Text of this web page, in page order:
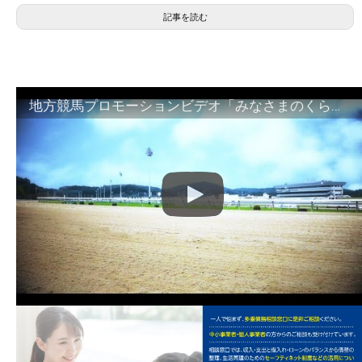
記事を読む
地方競馬プロモーションビデオ「みなさまのくらしのために」30秒篇｜NAR公式